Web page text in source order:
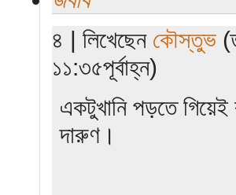
৪ | লিখেছেন কৌস্তুভ
১১:৩৫পূর্বাহ্ন)
একটুখানি পড়তে
দারুণ।